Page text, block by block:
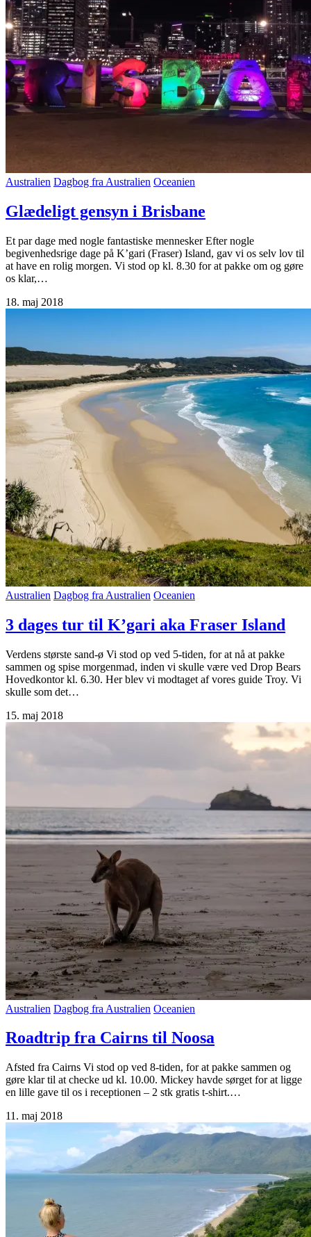
Australien Dagbog fra Australien Oceanien
Glædeligt gensyn i Brisbane
Et par dage med nogle fantastiske mennesker Efter nogle
begivenhedsrige dage på K’gari (Fraser) Island, gav vi os selv lov til
at have en rolig morgen. Vi stod op kl. 8.30 for at pakke om og gøre
os klar,…
18. maj 2018
Australien Dagbog fra Australien Oceanien
3 dages tur til K’gari aka Fraser Island
Verdens største sand-ø Vi stod op ved 5-tiden, for at nå at pakke
sammen og spise morgenmad, inden vi skulle være ved Drop Bears
Hovedkontor kl. 6.30. Her blev vi modtaget af vores guide Troy. Vi
skulle som det…
15. maj 2018
Australien Dagbog fra Australien Oceanien
Roadtrip fra Cairns til Noosa
Afsted fra Cairns Vi stod op ved 8-tiden, for at pakke sammen og
gøre klar til at checke ud kl. 10.00. Mickey havde sørget for at ligge
en lille gave til os i receptionen – 2 stk gratis t-shirt.…
11. maj 2018